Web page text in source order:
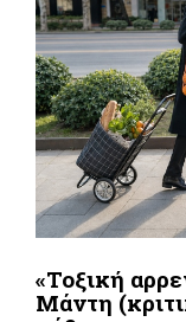
«Τοξική
Μάντη